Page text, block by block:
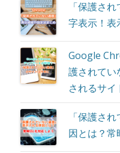
「保護さ
字表示！表
Google
護されてい
されるサイ
「保護さ
因とは？常